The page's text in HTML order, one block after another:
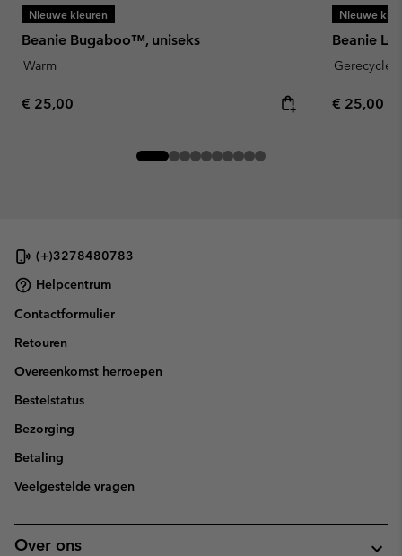
Nieuwe kleuren
Beanie Bugaboo™, uniseks
Warm
Regular price:
€ 25,00
Nieuwe
Beanie
Regular
€ 25,00
(+)3278480783
Helpcentrum
Contactformulier
Retouren
Overeenkomst herroepen
Bestelstatus
Bezorging
Betaling
Veelgestelde vragen
Over ons